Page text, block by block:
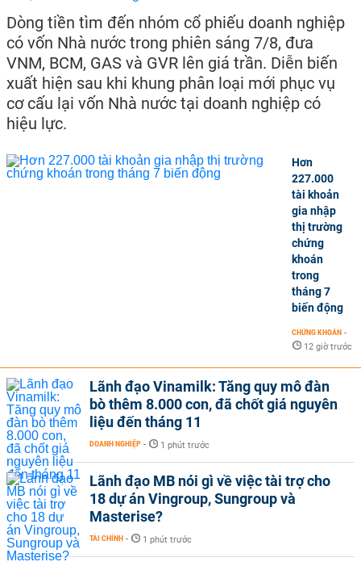
Dòng tiền tìm đến nhóm cổ phiếu doanh nghiệp
có vốn Nhà nước trong phiên sáng 7/8, đưa
VNM, BCM, GAS và GVR lên giá trần. Diễn biến
xuất hiện sau khi khung phân loại mới phục vụ
cơ cấu lại vốn Nhà nước tại doanh nghiệp có
hiệu lực.
Hơn
227.000
tài khoản
gia nhập
thị trường
chứng
khoán
trong
tháng 7
biến động
CHỨNG KHOÁN -
12 giờ trước
Lãnh đạo Vinamilk: Tăng quy mô đàn
bò thêm 8.000 con, đã chốt giá nguyên
liệu đến tháng 11
DOANH NGHIỆP - 1 phút trước
Lãnh đạo MB nói gì về việc tài trợ cho
18 dự án Vingroup, Sungroup và
Masterise?
TÀI CHÍNH - 1 phút trước